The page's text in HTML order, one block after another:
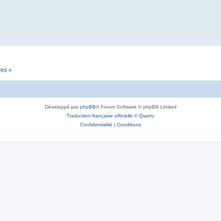
»
Développé parphpBB® Forum Software © phpBB Limited
Traduction française officielle ©Qiaeru
Confidentialité | Conditions